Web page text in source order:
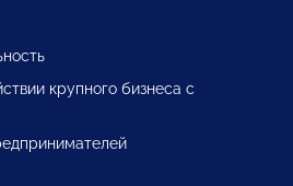
крупного бизнеса с